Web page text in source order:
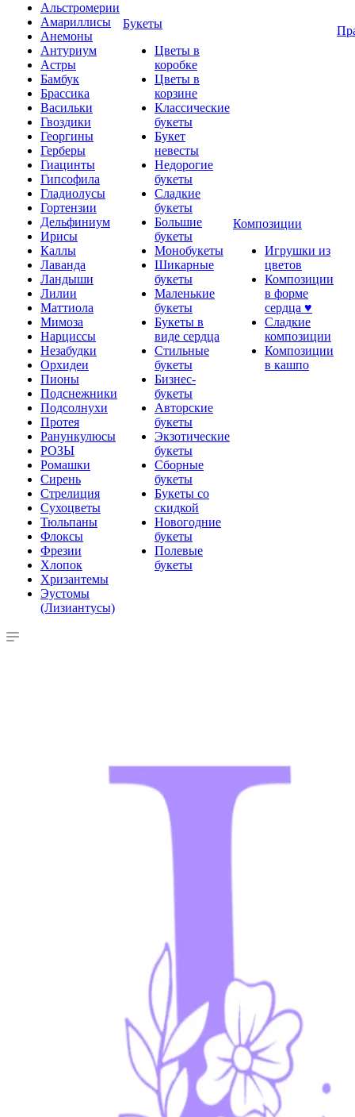
Альстромерии
Амариллисы
Анемоны
Антуриум
Астры
Бамбук
Брассика
Васильки
Гвоздики
Георгины
Герберы
Гиацинты
Гипсофила
Гладиолусы
Гортензии
Дельфиниум
Ирисы
Каллы
Лаванда
Ландыши
Лилии
Маттиола
Мимоза
Нарциссы
Незабудки
Орхидеи
Пионы
Подснежники
Подсолнухи
Протея
Ранункулюсы
РОЗЫ
Ромашки
Сирень
Стрелиция
Сухоцветы
Тюльпаны
Флоксы
Фрезии
Хлопок
Хризантемы
Эустомы
(Лизиантусы)
Букеты
Цветы в
коробке
Цветы в
корзине
Классические
букеты
Букет
невесты
Недорогие
букеты
Сладкие
букеты
Большие
букеты
Монобукеты
Шикарные
букеты
Маленькие
букеты
Букеты в
виде сердца
Стильные
букеты
Бизнес-
букеты
Авторские
букеты
Экзотические
букеты
Сборные
букеты
Букеты со
скидкой
Новогодние
букеты
Полевые
букеты
Композиции
Игрушки из
цветов
Композиции
в форме
сердца ♥
Сладкие
композиции
Композиции
в кашпо